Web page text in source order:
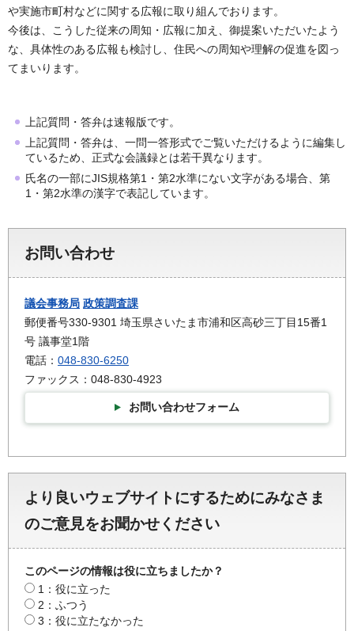
や実施市町村などに関する広報に取り組んでおります。
今後は、こうした従来の周知・広報に加え、御提案いただいたよう
な、具体性のある広報も検討し、住民への周知や理解の促進を図っ
てまいります。
上記質問・答弁は速報版です。
上記質問・答弁は、一問一答形式でご覧いただけるように編集し
ているため、正式な会議録とは若干異なります。
氏名の一部にJIS規格第1・第2水準にない文字がある場合、第
1・第2水準の漢字で表記しています。
お問い合わせ
議会事務局 政策調査課
郵便番号330-9301 埼玉県さいたま市浦和区高砂三丁目15番1
号 議事堂1階
電話： 048-830-6250
ファックス：048-830-4923
お問い合わせフォーム
より良いウェブサイトにするためにみなさま
のご意見をお聞かせください
このページの情報は役に立ちましたか？
1：役に立った
2：ふつう
3：役に立たなかった